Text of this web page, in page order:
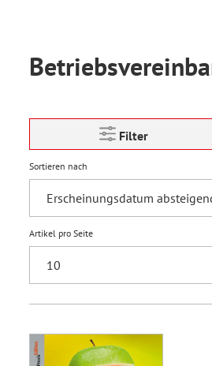
Filter
Sortieren nach
Artikel pro Seite